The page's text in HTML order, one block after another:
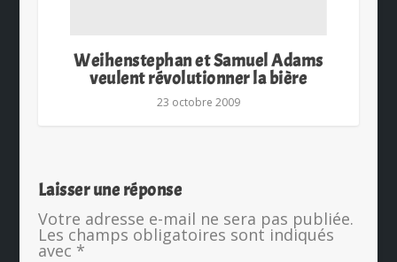
Weihenstephan et Samuel Adams
veulent révolutionner la bière
23 octobre 2009
Laisser une réponse
Votre adresse e-mail ne sera pas publiée.
Les champs obligatoires sont indiqués
avec *